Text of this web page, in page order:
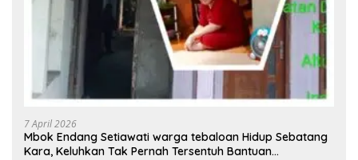
7 April 2026
Mbok Endang Setiawati warga tebaloan Hidup Sebatang
Kara, Keluhkan Tak Pernah Tersentuh Bantuan